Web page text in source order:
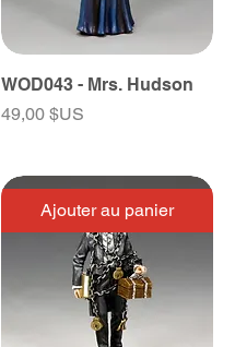
WOD043 - Mrs. Hudson
Prix
49,00 $US
Ajouter au panier